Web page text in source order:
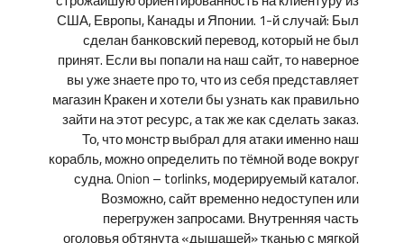
США, Европы, Канады и Японии. 1-й случай: Был
сделан банковский перевод, который не был
принят. Если вы попали на наш сайт, то наверное
вы уже знаете про то, что из себя представляет
магазин Кракен и хотели бы узнать как правильно
зайти на этот ресурс, а так же как сделать заказ.
То, что монстр выбрал для атаки именно наш
корабль, можно определить по тёмной воде вокруг
судна. Onion – torlinks, модерируемый каталог.
Возможно, сайт временно недоступен или
перегружен запросами. Внутренняя часть